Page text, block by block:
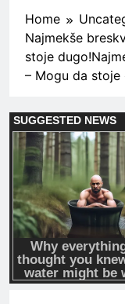
Home
Najmekše
stoje
– Mogu da stoje